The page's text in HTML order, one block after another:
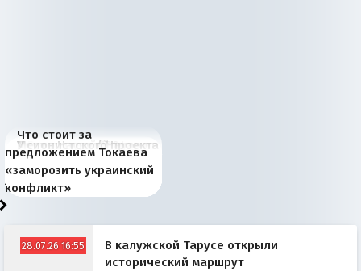
В России назрели
перемены: 15 шагов к
суверенной экономике
Миграционный пожар
Европы
Россия начинает
сбрасывать балласт
Анкориджа
Россия зимой 1904
года: первые уступки во
внутренней политике
Русская нация вчера и
сегодня
Почему правый крах в
Варшаве не поможет её
отношениям с Россией?
Место Науру / Науэро в
современной истории
Южной Осетии
У сионистского проекта
появилось украинское
измерение
Что стоит за
предложением Токаева
«заморозить украинский
конфликт»
28.07.26 16:55
В калужской Тарусе открыли
исторический маршрут